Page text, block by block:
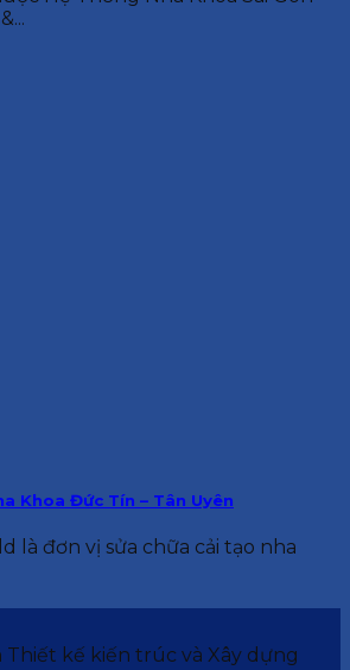
Khoa Đức Tín – Tân Uyên
là đơn vị sửa chữa cải tạo nha